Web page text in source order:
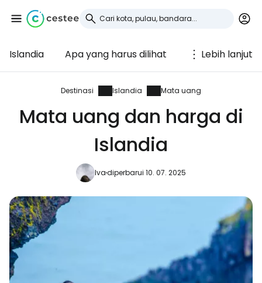
Islandia Apa yang harus dilihat Lebih lanjut
Destinasi Islandia Mata uang
Mata uang dan harga di
Islandia
Ivadiperbarui 10. 07. 2025
Masuk ke Cestee
... komunitas perjalanan di seluruh dunia
Lanjutkan dengan Google
Lanjutkan dengan Facebook